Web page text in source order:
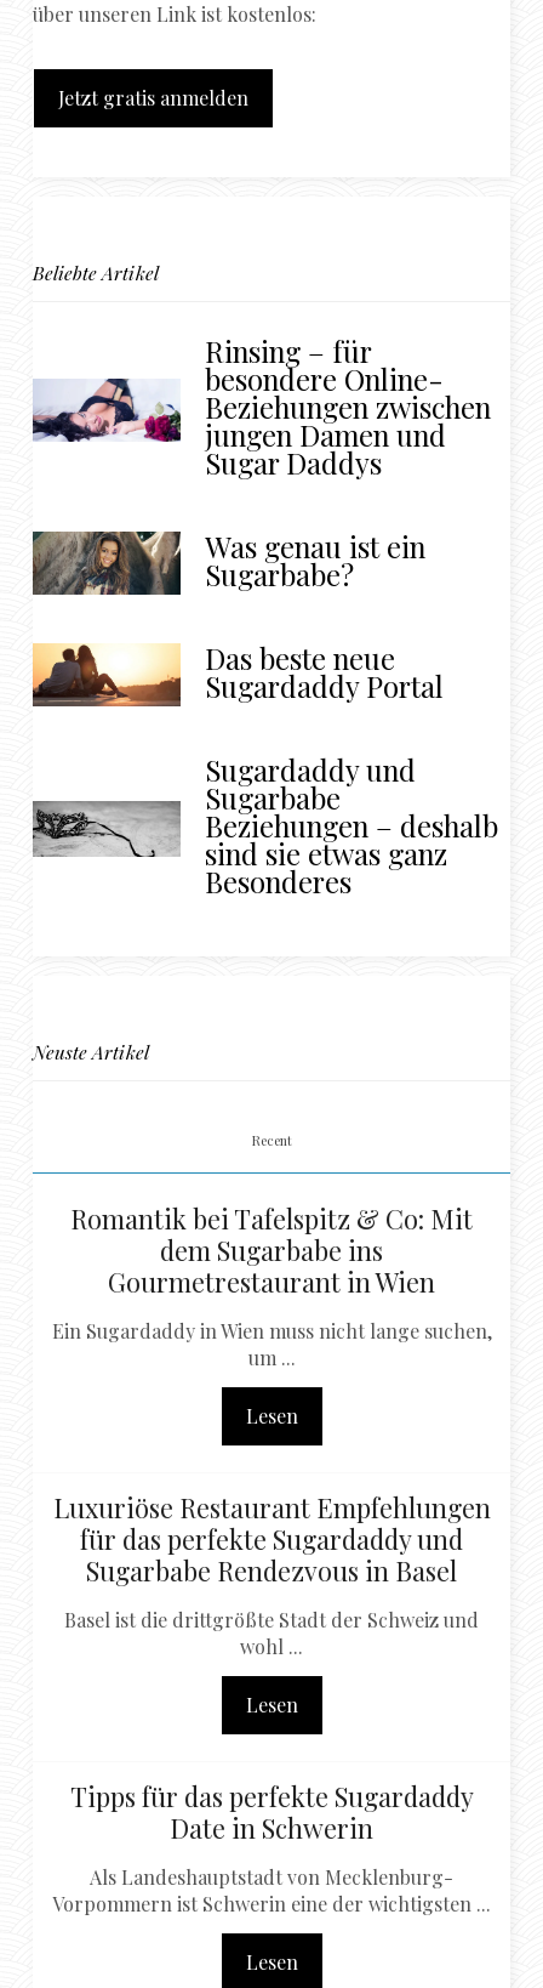
über unseren Link ist kostenlos:
Jetzt gratis anmelden
Beliebte Artikel
Rinsing – für
besondere Online-
Beziehungen zwischen
jungen Damen und
Sugar Daddys
Was genau ist ein
Sugarbabe?
Das beste neue
Sugardaddy Portal
Sugardaddy und
Sugarbabe
Beziehungen – deshalb
sind sie etwas ganz
Besonderes
Neuste Artikel
Recent
Romantik bei Tafelspitz & Co: Mit
dem Sugarbabe ins
Gourmetrestaurant in Wien
Ein Sugardaddy in Wien muss nicht lange suchen,
um ...
Lesen
Luxuriöse Restaurant Empfehlungen
für das perfekte Sugardaddy und
Sugarbabe Rendezvous in Basel
Basel ist die drittgrößte Stadt der Schweiz und
wohl ...
Lesen
Tipps für das perfekte Sugardaddy
Date in Schwerin
Als Landeshauptstadt von Mecklenburg-
Vorpommern ist Schwerin eine der wichtigsten ...
Lesen